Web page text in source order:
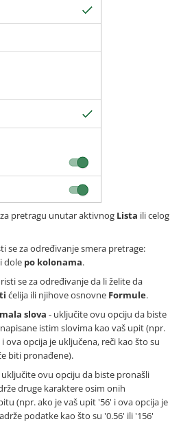
pretragu unutar aktivnog Lista ili celog
se za određivanje smera pretrage:
dole po kolonama.
se za određivanje da li želite da
ćelija ili njihove osnovne Formule.
slova - uključite ovu opciju da biste
istim slovima kao vaš upit (npr.
ova opcija je uključena, reči kao što su
biti pronađene).
uključite ovu opciju da biste pronašli
druge karaktere osim onih
(npr. ako je vaš upit '56' i ova opcija je
podatke kao što su '0.56' ili '156'